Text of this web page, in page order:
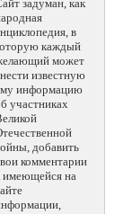
задуман, как
в
каждый
может
известную
информацию
участниках
добавить
комментарии
имеющейся на